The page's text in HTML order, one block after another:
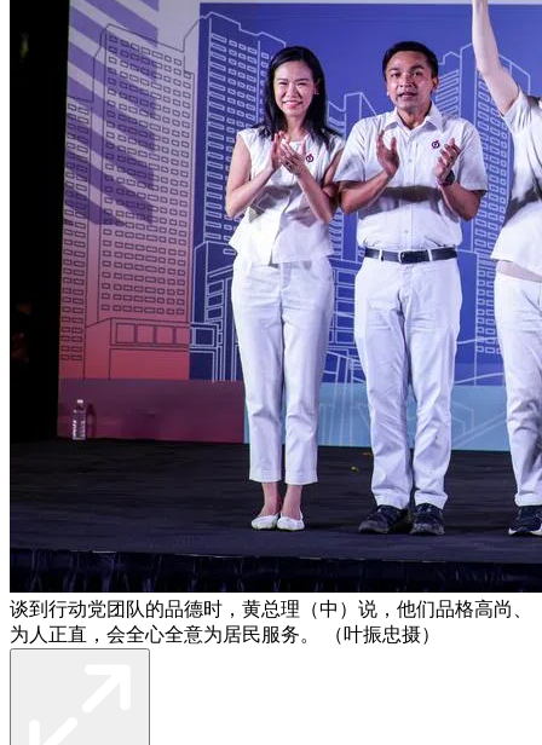
谈到行动党团队的品德时，黄总理（中）说，他们品格高尚、
为人正直，会全心全意为居民服务。 （叶振忠摄）